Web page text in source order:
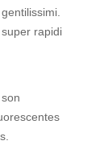
rapidi